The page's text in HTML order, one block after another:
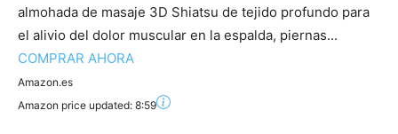
almohada de masaje 3D Shiatsu de tejido profundo para
el alivio del dolor muscular en la espalda, piernas...
COMPRAR AHORA
Amazon.es
Amazon price updated: 8:59